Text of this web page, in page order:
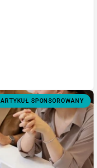
ARTYKUŁ SPONSOROWANY